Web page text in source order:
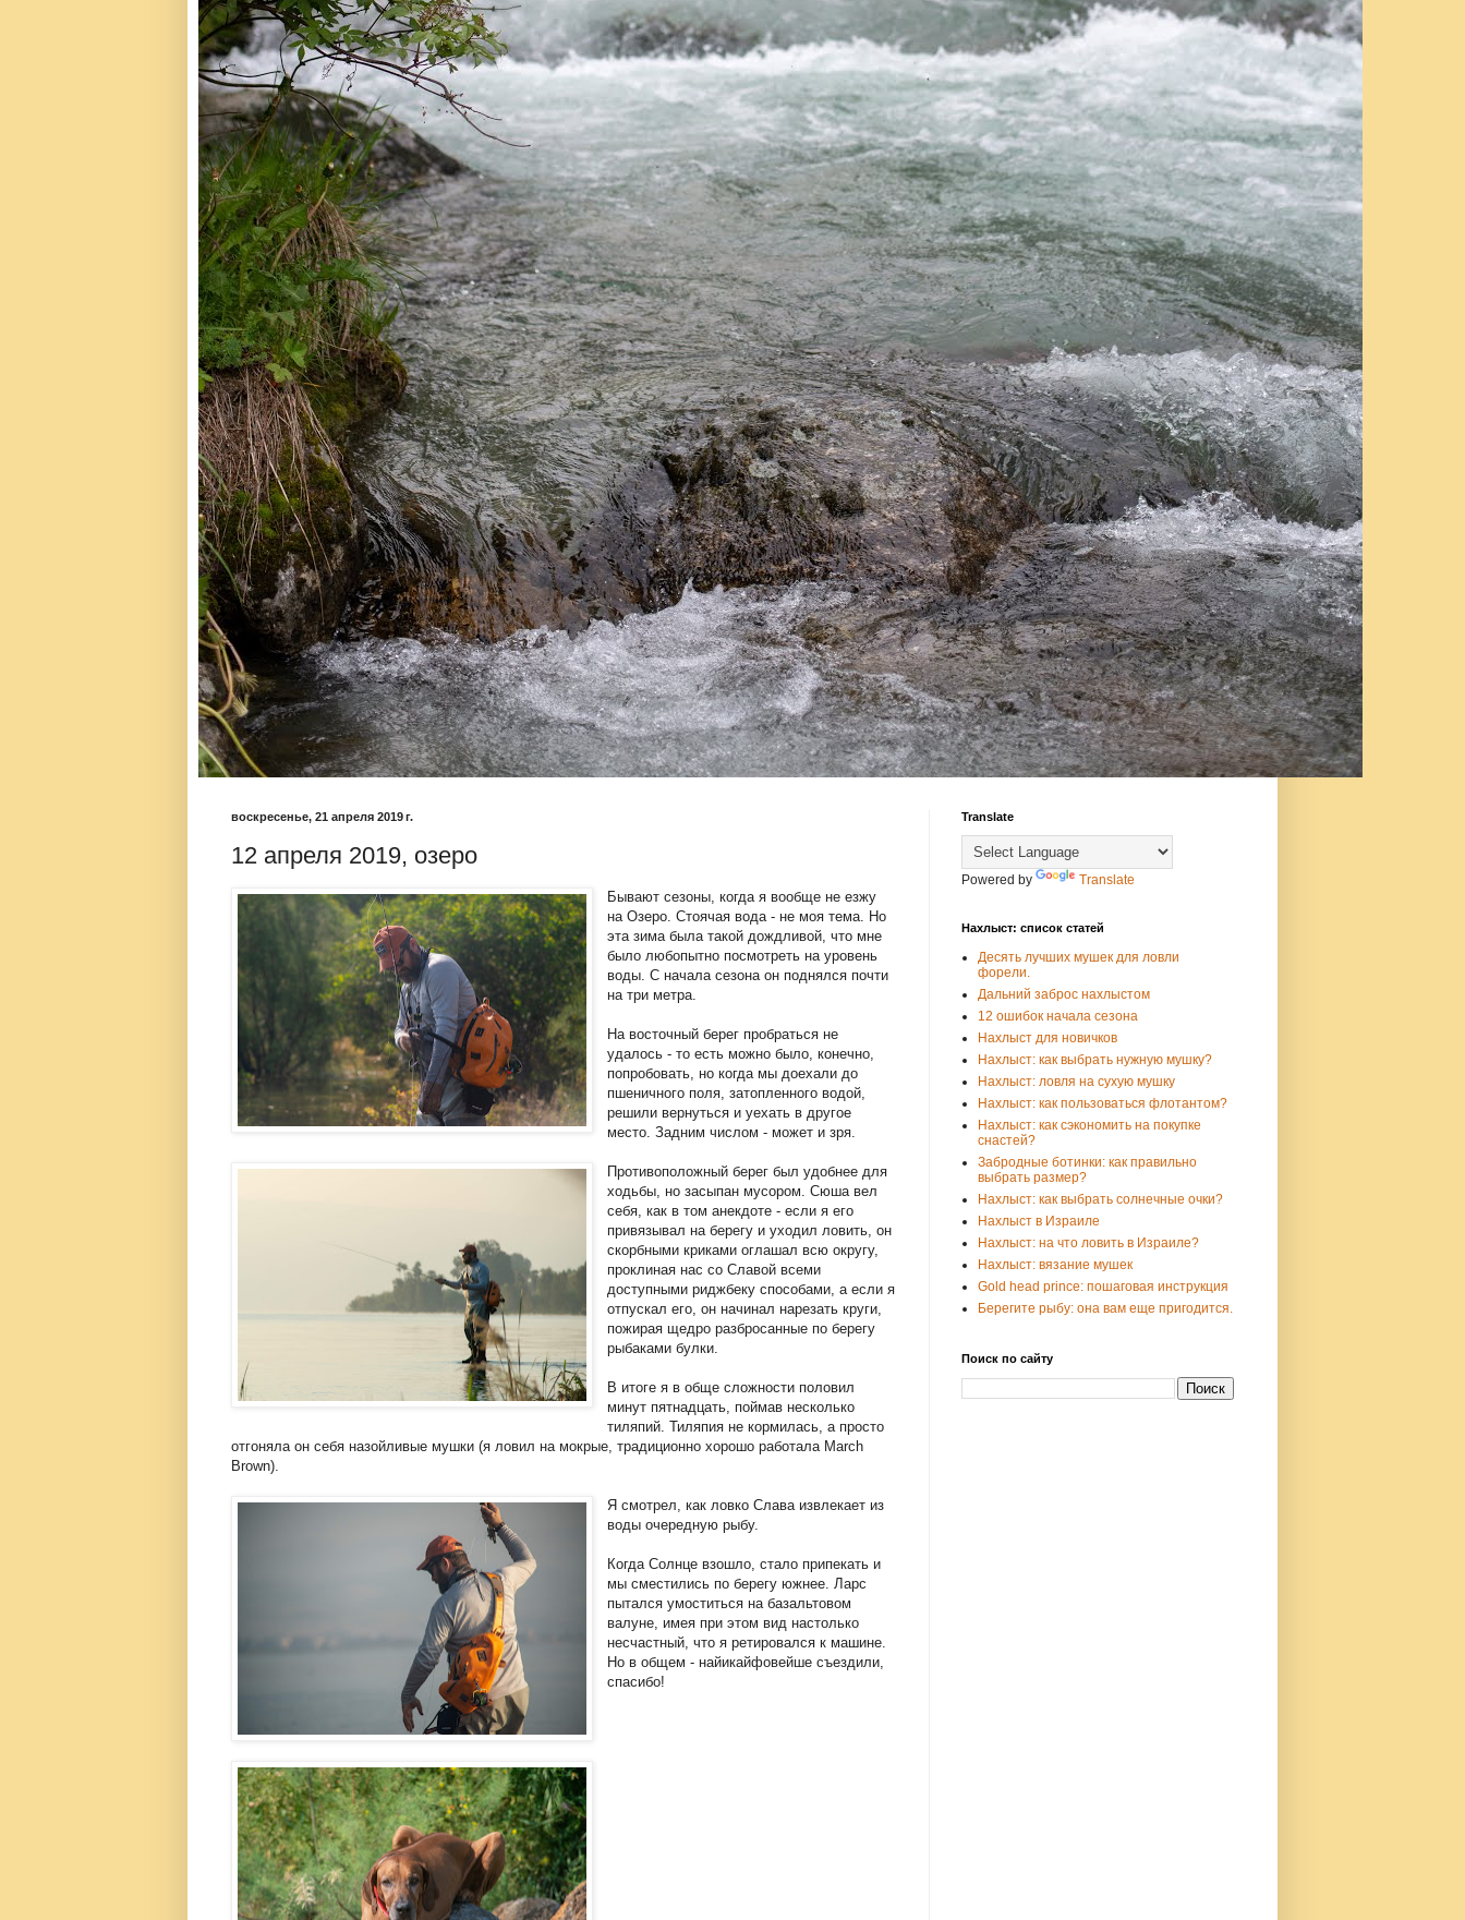
воскресенье, 21 апреля 2019 г.
12 апреля 2019, озеро
Бывают сезоны, когда я вообще не езжу
на Озеро. Стоячая вода - не моя тема. Но
эта зима была такой дождливой, что мне
было любопытно посмотреть на уровень
воды. С начала сезона он поднялся почти
на три метра.
На восточный берег пробраться не
удалось - то есть можно было, конечно,
попробовать, но когда мы доехали до
пшеничного поля, затопленного водой,
решили вернуться и уехать в другое
место. Задним числом - может и зря.
Противоположный берег был удобнее для
ходьбы, но засыпан мусором. Сюша вел
себя, как в том анекдоте - если я его
привязывал на берегу и уходил ловить, он
скорбными криками оглашал всю округу,
проклиная нас со Славой всеми
доступными риджбеку способами, а если я
отпускал его, он начинал нарезать круги,
пожирая щедро разбросанные по берегу
рыбаками булки.
В итоге я в обще сложности половил
минут пятнадцать, поймав несколько
тиляпий. Тиляпия не кормилась, а просто
отгоняла он себя назойливые мушки (я ловил на мокрые, традиционно хорошо работала March
Brown).
Я смотрел, как ловко Слава извлекает из
воды очередную рыбу.
Когда Солнце взошло, стало припекать и
мы сместились по берегу южнее. Ларс
пытался умоститься на базальтовом
валуне, имея при этом вид настолько
несчастный, что я ретировался к машине.
Но в общем - найикайфовейше съездили,
спасибо!
Translate
Powered by Translate
Нахлыст: список статей
Десять лучших мушек для ловли
форели.
Дальний заброс нахлыстом
12 ошибок начала сезона
Нахлыст для новичков
Нахлыст: как выбрать нужную мушку?
Нахлыст: ловля на сухую мушку
Нахлыст: как пользоваться флотантом?
Нахлыст: как сэкономить на покупке
снастей?
Забродные ботинки: как правильно
выбрать размер?
Нахлыст: как выбрать солнечные очки?
Нахлыст в Израиле
Нахлыст: на что ловить в Израиле?
Нахлыст: вязание мушек
Gold head prince: пошаговая инструкция
Берегите рыбу: она вам еще пригодится.
Поиск по сайту